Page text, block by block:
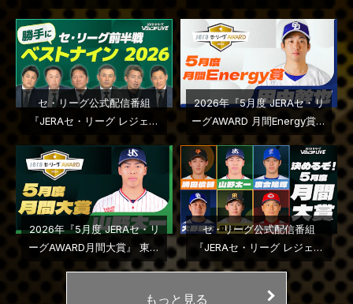
手はこちら
ドＬＩＶＥ』２０２６年第５
回配信
セ・リーグ公式配信番組
『JERAセ・リーグ レジェン
回配信
2026年『5月度 JERAセ・リ
ーグAWARD 月間Energy賞』
中日ドラゴンズ・田中幹也選
手に決定
2026年『5月度 JERAセ・リ
ーグAWARD月間大賞』 東京
ヤクルトスワローズ・山野太
セ・リーグ公式配信番組
『JERAセ・リーグ レジェン
ドＬＩＶＥ』２０２６年第３
もっと見る